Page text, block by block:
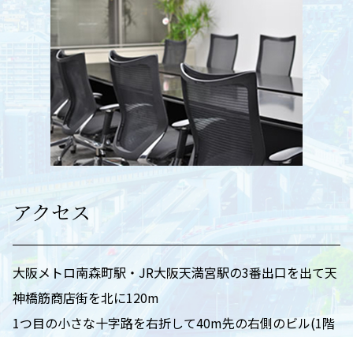
アクセス
大阪メトロ南森町駅・JR大阪天満宮駅の3番出口を出て天
神橋筋商店街を北に120m
1つ目の小さな十字路を右折して40m先の右側のビル(1階